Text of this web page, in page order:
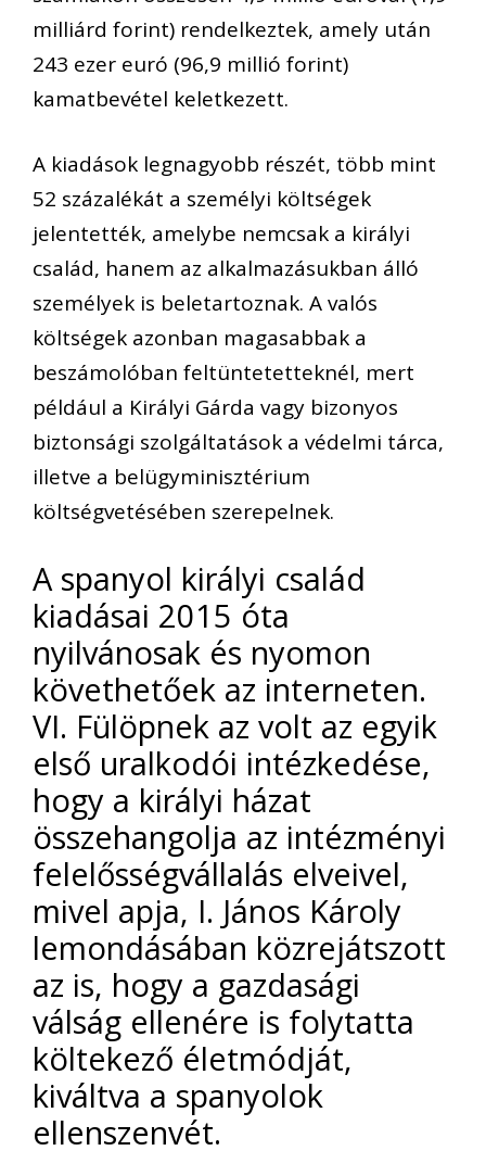
milliárd forint) rendelkeztek, amely után
243 ezer euró (96,9 millió forint)
kamatbevétel keletkezett.
A kiadások legnagyobb részét, több mint
52 százalékát a személyi költségek
jelentették, amelybe nemcsak a királyi
család, hanem az alkalmazásukban álló
személyek is beletartoznak. A valós
költségek azonban magasabbak a
beszámolóban feltüntetetteknél, mert
például a Királyi Gárda vagy bizonyos
biztonsági szolgáltatások a védelmi tárca,
illetve a belügyminisztérium
költségvetésében szerepelnek.
A spanyol királyi család
kiadásai 2015 óta
nyilvánosak és nyomon
követhetőek az interneten.
VI. Fülöpnek az volt az egyik
első uralkodói intézkedése,
hogy a királyi házat
összehangolja az intézményi
felelősségvállalás elveivel,
mivel apja, I. János Károly
lemondásában közrejátszott
az is, hogy a gazdasági
válság ellenére is folytatta
költekező életmódját,
kiváltva a spanyolok
ellenszenvét.